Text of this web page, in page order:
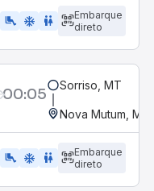
airline_seat_legroom_extra ac_unit wc
Embarque
direto
00:05 Sorriso, MT
Nova Mutum, MT
airline_seat_legroom_extra ac_unit wc
Embarque
direto